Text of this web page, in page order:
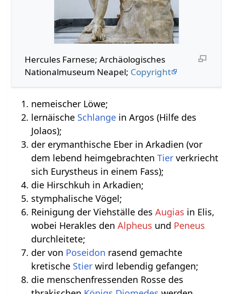
Hercules Farnese; Archäologisches
Nationalmuseum Neapel; Copyright
nemeischer Löwe;
lernäische Schlange in Argos (Hilfe des
Jolaos);
der erymanthische Eber in Arkadien (vor
dem lebend heimgebrachtenTier verkriecht
sich Eurystheus in einem Fass);
die Hirschkuh in Arkadien;
stymphalische Vögel;
Reinigung der Viehställe desAugias in Elis,
wobei Herakles denAlpheus und Peneus
durchleitete;
der von Poseidon rasend gemachte
kretische Stier wird lebendig gefangen;
die menschenfressenden Rosse des